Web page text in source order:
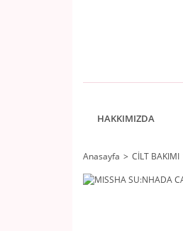
HAKKIMIZDA
Anasayfa CİLT BAKIMI